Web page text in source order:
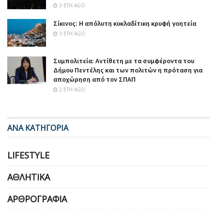
3 ΈΤΗ AGO
Σίκινος: Η απόλυτη κυκλαδίτικη κρυφή γοητεία
3 ΈΤΗ AGO
Συμπολιτεία: Αντίθετη με τα συμφέροντα του
Δήμου Πεντέλης και των πολιτών η πρόταση για
αποχώρηση από τον ΣΠΑΠ
2 ΈΤΗ AGO
ΑΝΑ ΚΑΤΗΓΟΡΙΑ
LIFESTYLE
ΑΘΛΗΤΙΚΆ
ΑΡΘΡΟΓΡΑΦΊΑ